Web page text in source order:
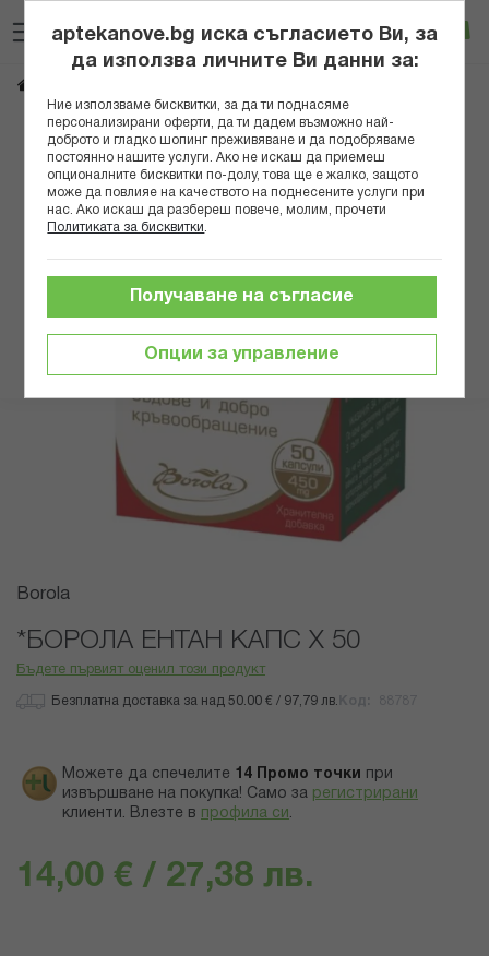
към
съдържанието
Вход
Преминете
края
галерията
Преминете
началото
Borola
*БОРОЛА ЕНТАН КАПС Х 50
Бъдете първият оценил този продукт
Безплатна доставка за над 50.00 € / 97,79 лв.
Можете да спечелите 14 Промо точки
при
извършване на покупка! Само за регистрирани
клиенти. Влезте в профила си .
14,00 € / 27,38 лв.
aptekanove.bg иска съгласието Ви, за
да използва личните Ви данни за:
Ние използваме бисквитки, за да ти поднасяме
персонализирани оферти, да ти дадем възможно най-
доброто и гладко шопинг преживяване и да подобряваме
постоянно нашите услуги. Ако не искаш да приемеш
опционалните бисквитки по-долу, това ще е жалко, защото
може да повлияе на качеството на поднесените услуги при
нас. Ако искаш да разбереш повече, молим, прочети
Политиката за бисквитки
Опции за управление
Получаване на съгласие